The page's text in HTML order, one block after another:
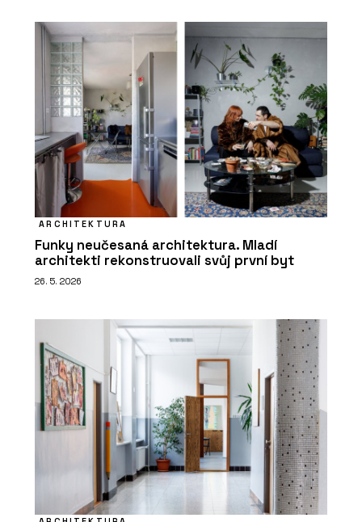
ARCHITEKTURA
Funky neučesaná architektura. Mladí
architekti rekonstruovali svůj první byt
26. 5. 2026